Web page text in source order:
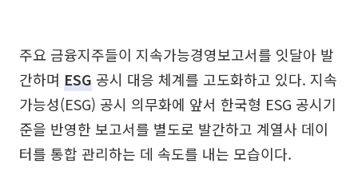
주요 금융지주들이 지속가능경영보고서를 잇달아 발
간하며 ESG 공시 대응 체계를 고도화하고 있다. 지속
가능성(ESG) 공시 의무화에 앞서 한국형 ESG 공시기
준을 반영한 보고서를 별도로 발간하고 계열사 데이
터를 통합 관리하는 데 속도를 내는 모습이다.